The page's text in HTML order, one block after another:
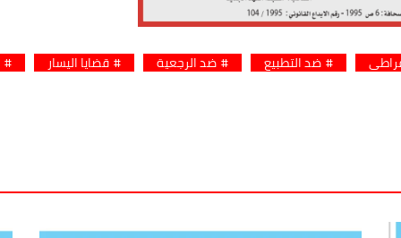
ضد التطبيع ضد الرجعية قضايا اليسار